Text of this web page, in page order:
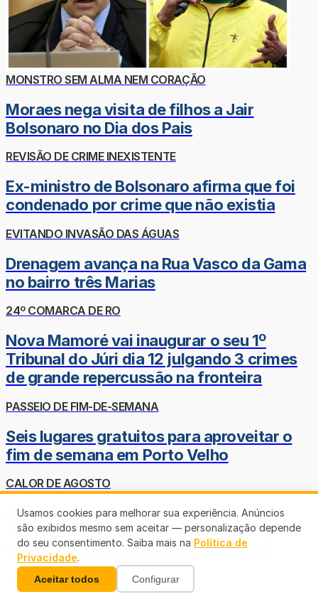
MONSTRO SEM ALMA NEM CORAÇÃO
Moraes nega visita de filhos a Jair
Bolsonaro no Dia dos Pais
REVISÃO DE CRIME INEXISTENTE
Ex-ministro de Bolsonaro afirma que foi
condenado por crime que não existia
EVITANDO INVASÃO DAS ÁGUAS
Drenagem avança na Rua Vasco da Gama
no bairro três Marias
24º COMARCA DE RO
Nova Mamoré vai inaugurar o seu 1º
Tribunal do Júri dia 12 julgando 3 crimes
de grande repercussão na fronteira
PASSEIO DE FIM-DE-SEMANA
Seis lugares gratuitos para aproveitar o
fim de semana em Porto Velho
CALOR DE AGOSTO
Rondônia terá fim de semana de muito
calor, sol forte e possibilidade de chuva
isolada; Porto Velho chega aos 36°C
'INTOCÁVEIS' EM CONFLITO
Usamos cookies para melhorar sua experiência. Anúncios
são exibidos mesmo sem aceitar — personalização depende
do seu consentimento. Saiba mais na Política de
Privacidade.
Aceitar todos Configurar